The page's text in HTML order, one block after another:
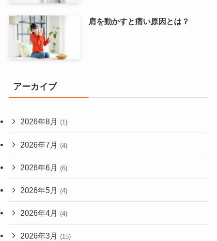
肩を動かすと痛い原因とは？
アーカイブ
2026年8月 (1)
2026年7月 (4)
2026年6月 (6)
2026年5月 (4)
2026年4月 (4)
2026年3月 (15)